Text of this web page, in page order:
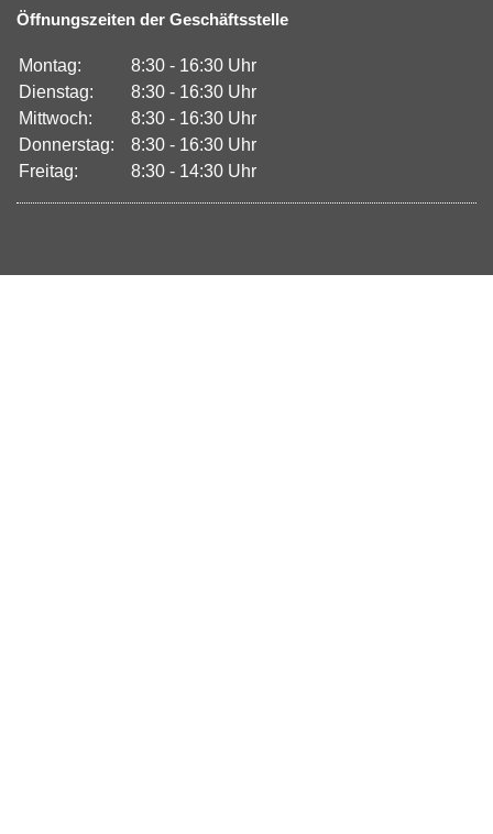
Öffnungszeiten der Geschäftsstelle
Montag:
8:30 - 16:30 Uhr
Dienstag:
8:30 - 16:30 Uhr
Mittwoch:
8:30 - 16:30 Uhr
Donnerstag:
8:30 - 16:30 Uhr
Freitag:
8:30 - 14:30 Uhr